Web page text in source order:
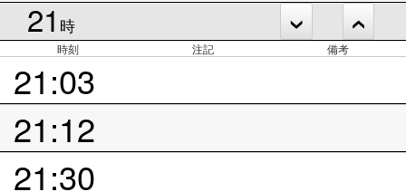
21 時
時刻 注記 備考
21:03
21:12
21:30